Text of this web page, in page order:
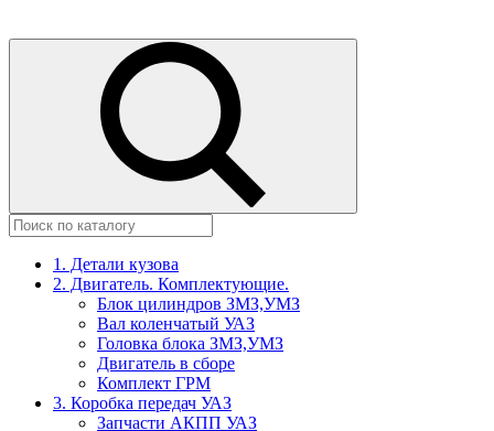
1. Детали кузова
2. Двигатель. Комплектующие.
Блок цилиндров ЗМЗ,УМЗ
Вал коленчатый УАЗ
Головка блока ЗМЗ,УМЗ
Двигатель в сборе
Комплект ГРМ
3. Коробка передач УАЗ
Запчасти АКПП УАЗ